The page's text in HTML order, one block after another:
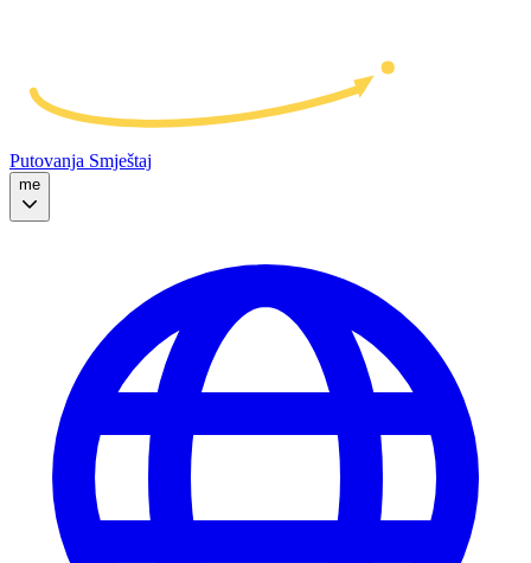
Putovanja Smještaj
me